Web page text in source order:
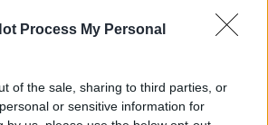
Process My Personal
of the sale, sharing to third parties, or
or sensitive information for
Mississippi y
algunos lugares
cursos de agua hay muchos